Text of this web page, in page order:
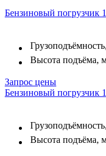
Бензиновый погрузчик
Высота подъёма,
Запрос цены
Бензиновый погрузчик
Высота подъёма,